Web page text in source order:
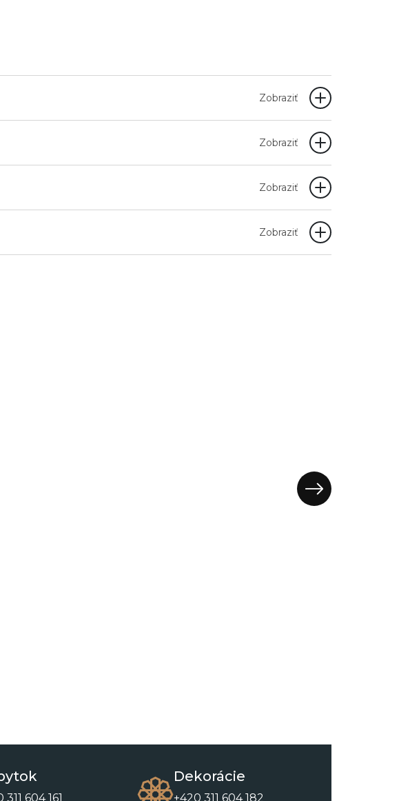
Zobraziť
Zobraziť
Zobraziť
Zobraziť
311 604 161
Dekorácie
+420 311 604 182